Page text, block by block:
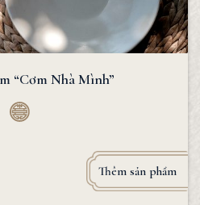
“Cơm Nhà Mình”
Thêm sản phẩm